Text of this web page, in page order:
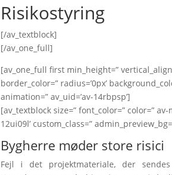
Risikostyring
[/av_textblock]
[/av_one_full]
[av_one_full first min_height=”
border_color=” radius=’0px’
animation=” av_uid=’av-14rbpsp’]
[av_textblock size=” font_color=” color=”
12ui09l’ custom_class=”
Bygherre møder store risici
Fejl i det projektmateriale, der